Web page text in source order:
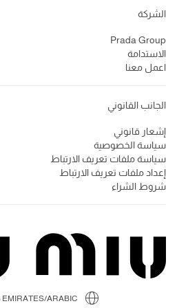
الشركة
Prada Group
الاستدامة
اعمل معنا
الجانب القانوني
إشعار قانوني
سياسة الخصوصية
سياسة ملفات تعريف الارتباط
إعداد ملفات تعريف الارتباط
شروط الشراء
EMIRATES/ARABIC